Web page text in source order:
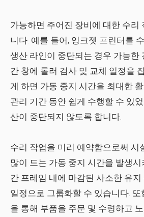
가능하면 주어진 장비에 대한 수리
니다. 예를 들어, 잉크젯 프린터를
생산 라인이 중단되는 경우 가능한
간 창에 롤러 검사 및 교체 일정을
게 하면 가동 중지 시간을 최대한
관리 기간 동안 쉽게 수행할 수 있
산이 중단되지 않도록 합니다.
수리 작업을 미리 예약함으로써 시
많이 드는 가동 중지 시간을 발생
간 프레임 내에 마감된 사소한 유지
일정으로 그룹화할 수 있습니다.
을 통해 부품을 주문 및 수령하고